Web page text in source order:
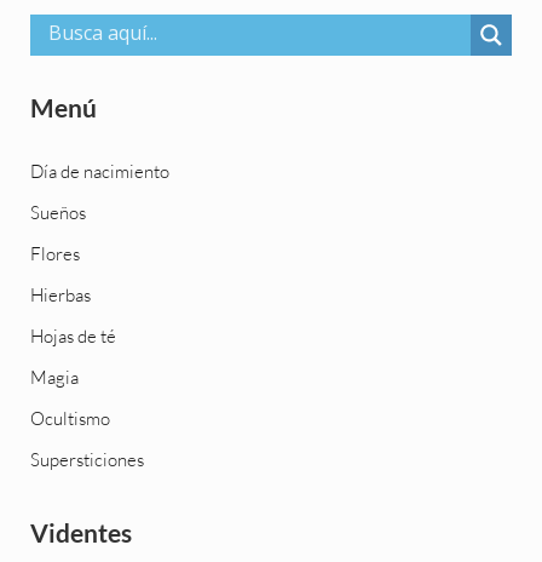
Menú
Día de nacimiento
Sueños
Flores
Hierbas
Hojas de té
Magia
Ocultismo
Supersticiones
Videntes